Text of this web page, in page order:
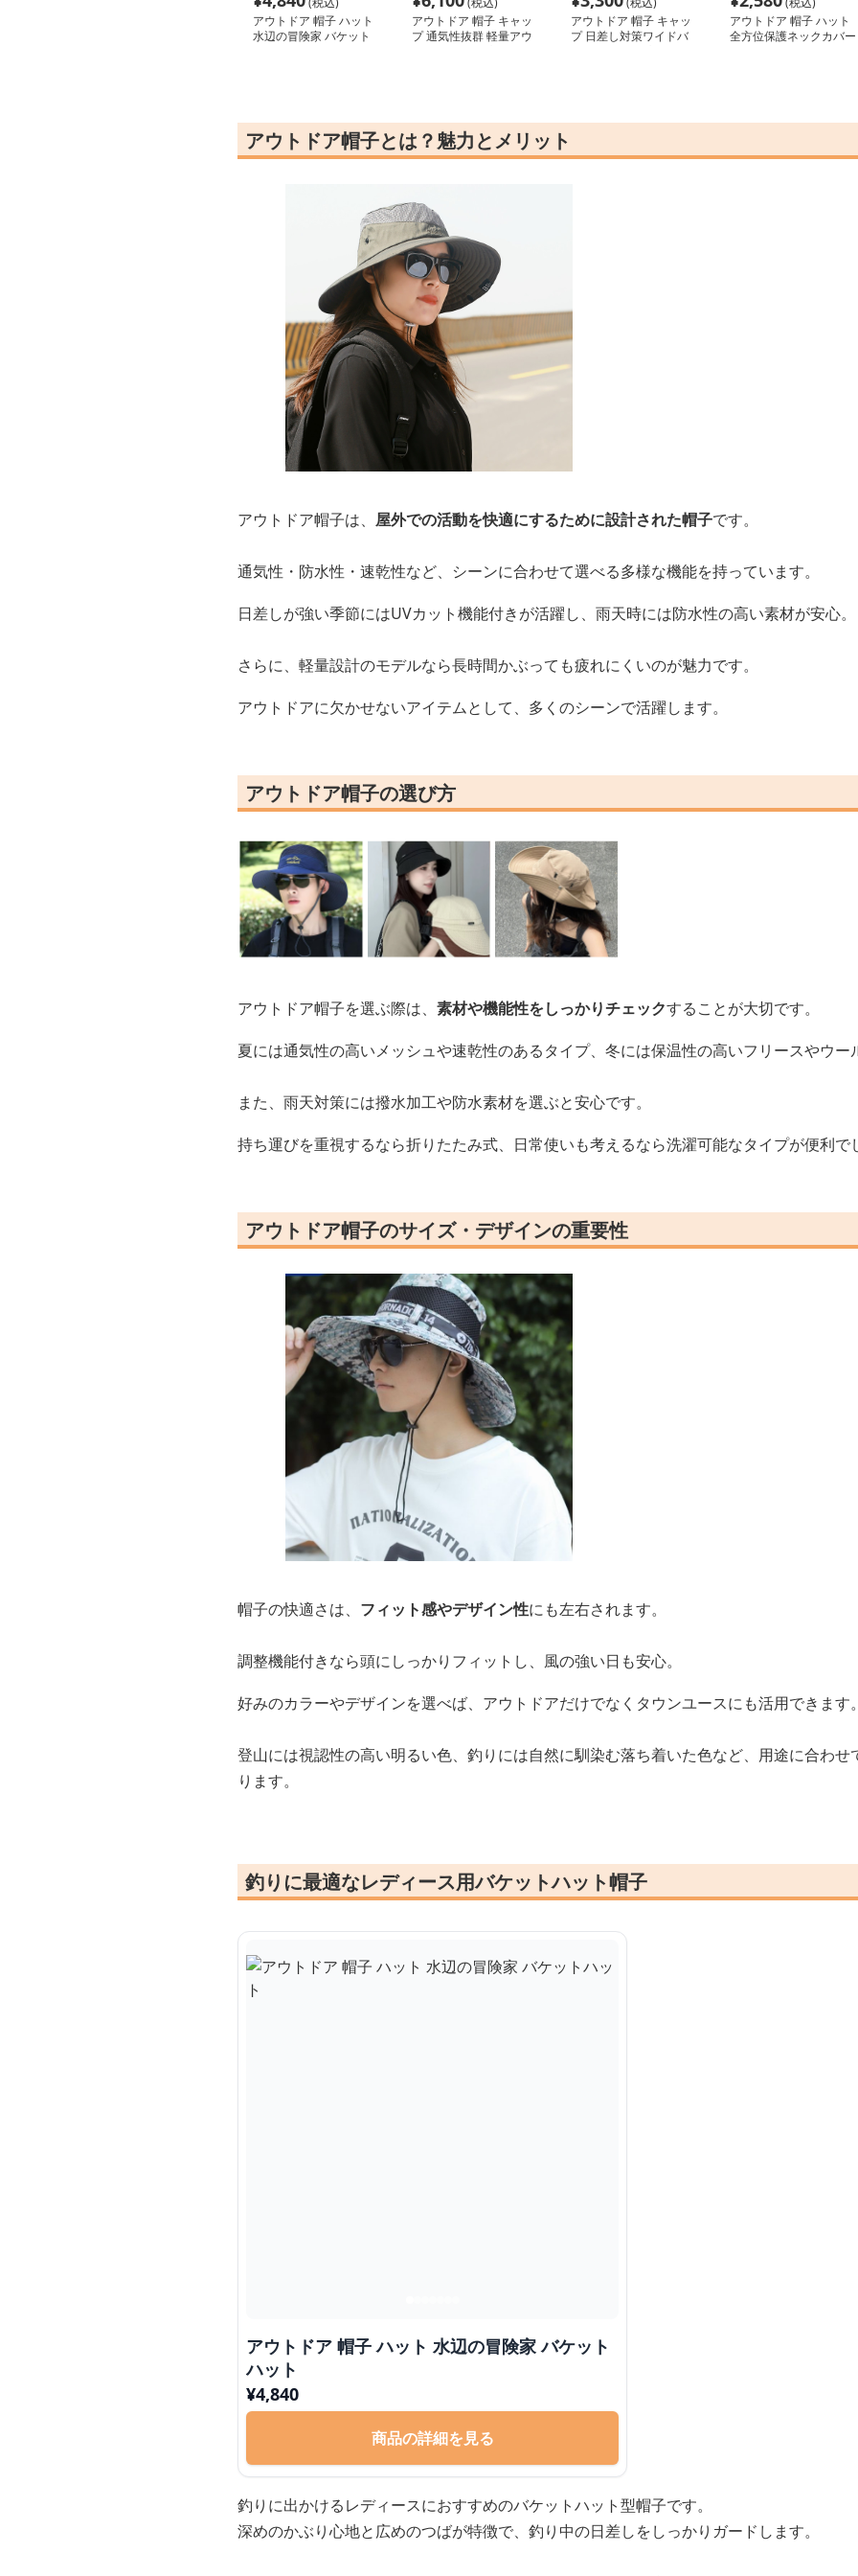
アウトドア 帽子 ハット
水辺の冒険家 バケット
アウトドア 帽子 キャッ
プ 通気性抜群 軽量アウ
アウトドア 帽子 キャッ
プ 日差し対策ワイドバ
アウトドア 帽子 ハット
全方位保護ネックカバー
アウトドア帽子とは？魅力とメリット
アウトドア帽子は、 屋外での活動を快適にするために設計された帽子です。
通気性・防水性・速乾性など、シーンに合わせて選べる多様な機能を持っています。
日差しが強い季節にはUVカット機能付きが活躍し、雨天時には防水性の高い素材が安心。
さらに、軽量設計のモデルなら長時間かぶっても疲れにくいのが魅力です。
アウトドアに欠かせないアイテムとして、多くのシーンで活躍します。
アウトドア帽子の選び方
アウトドア帽子を選ぶ際は、 素材や機能性をしっかりチェックすることが大切です。
夏には通気性の高いメッシュや速乾性のあるタイプ、冬には保温性の高いフリースやウー
また、雨天対策には撥水加工や防水素材を選ぶと安心です。
持ち運びを重視するなら折りたたみ式、日常使いも考えるなら洗濯可能なタイプが便利で
アウトドア帽子のサイズ・デザインの重要性
帽子の快適さは、 フィット感やデザイン性にも左右されます。
調整機能付きなら頭にしっかりフィットし、風の強い日も安心。
好みのカラーやデザインを選べば、アウトドアだけでなくタウンユースにも活用できます。
登山には視認性の高い明るい色、釣りには自然に馴染む落ち着いた色など、用途に合わせ
ります。
釣りに最適なレディース用バケットハット帽子
アウトドア 帽子 ハット 水辺の冒険家 バケット
ハット
¥4,840
商品の詳細を見る
釣りに出かけるレディースにおすすめのバケットハット型帽子です。
深めのかぶり心地と広めのつばが特徴で、釣り中の日差しをしっかりガードします。